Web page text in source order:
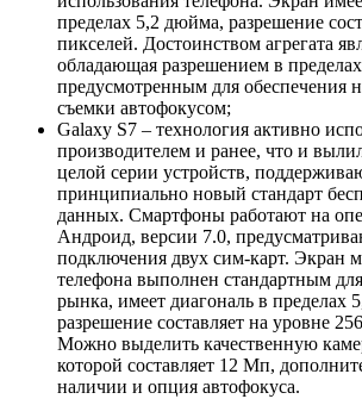
пределах 5,2 дюйма, разрешение
пикселей. Достоинством агрегата
обладающая разрешением в
предусмотренным для обеспечения
съемки автофокусом;
Galaxy S7 – технология активно
производителем и ранее, что и
целой серии устройств,
принципиально новый стандарт
данных. Смартфоны работают на
Андроид, версии 7.0,
подключения двух сим-карт. Экран
телефона выполнен стандартным
рынка, имеет диагональ в пределах
разрешение составляет на уровне
Можно выделить качественную
которой составляет 12 Мп,
наличии и опция автофокуса.